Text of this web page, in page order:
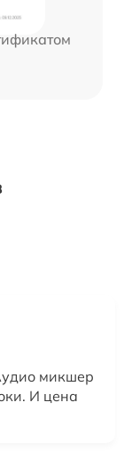
микшер
И цена